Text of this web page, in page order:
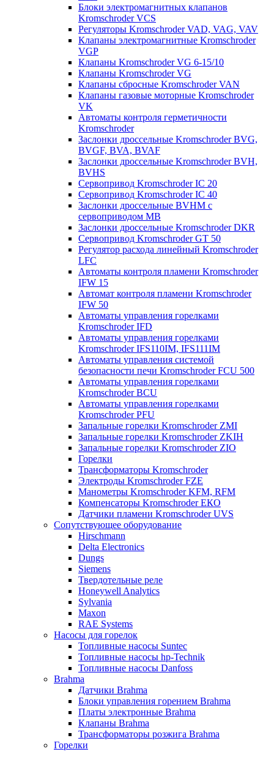
Блоки электромагнитных клапанов
Kromschroder VCS
Регуляторы Kromschroder VAD, VAG, VAV
Клапаны электромагнитные Kromschroder
VGP
Клапаны Kromschroder VG 6-15/10
Клапаны Kromschroder VG
Клапаны сбросные Kromschroder VAN
Клапаны газовые моторные Kromschroder
VK
Автоматы контроля герметичности
Kromschroder
Заслонки дроссельные Kromschroder BVG,
BVGF, BVA, BVAF
Заслонки дроссельные Kromschroder BVH,
BVHS
Сервопривод Kromschroder IC 20
Сервопривод Kromschroder IC 40
Заслонки дроссельные BVHM с
сервоприводом МВ
Заслонки дроссельные Kromschroder DKR
Cервопривод Kromschroder GT 50
Регулятор расхода линейный Kromschroder
LFC
Автоматы контроля пламени Kromschroder
IFW 15
Автомат контроля пламени Kromschroder
IFW 50
Автоматы управления горелками
Kromschroder IFD
Автоматы управления горелками
Kromschroder IFS110IM, IFS111IM
Автоматы управления системой
безопасности печи Kromschroder FCU 500
Автоматы управления горелками
Kromschroder BCU
Автоматы управления горелками
Kromschroder PFU
Запальные горелки Kromschroder ZМI
Запальные горелки Kromschroder ZKIH
Запальные горелки Kromschroder ZIO
Горелки
Трансформаторы Kromschroder
Электроды Kromschroder FZE
Манометры Kromschroder KFM, RFM
Компенсаторы Kromschroder ЕКО
Датчики пламени Kromschroder UVS
Сопутствующее оборудование
Hirschmann
Delta Electronics
Dungs
Siemens
Твердотельные реле
Honeywell Analytics
Sylvania
Maxon
RAE Systems
Насосы для горелок
Топливные насосы Suntec
Топливные насосы hp-Technik
Топливные насосы Danfoss
Brahma
Датчики Brahma
Блоки управления горением Brahma
Платы электронные Brahma
Клапаны Brahma
Трансформаторы розжига Brahma
Горелки